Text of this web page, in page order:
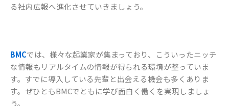
る社内広報へ進化させていきましょう。
BMCでは、様々な起業家が集まっており、こういったニッチ
な情報もリアルタイムの情報が得られる環境が整っていま
す。すでに導入している先輩と出会える機会も多くありま
す。ぜひともBMCでともに学び面白く働くを実現しましょ
う。